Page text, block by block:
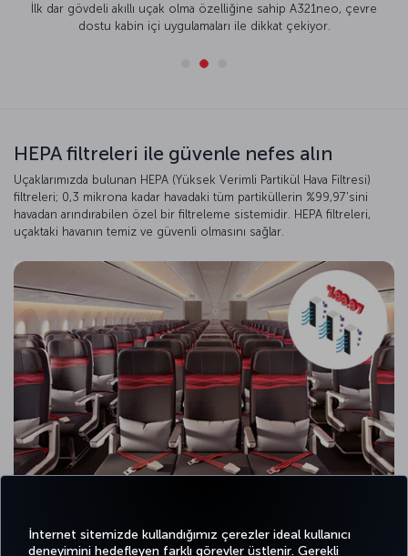
İnternet sitemizde kullandığımız çerezler ideal kullanıcı
deneyimini hedefleyen farklı görevler üstlenir. Gerekli
İlk dar gövdeli akıllı uçak olma özelliğine sahip A321neo, çevre
dostu kabin içi uygulamaları ile dikkat çekiyor.
HEPA filtreleri ile güvenle nefes alın
Uçaklarımızda bulunan HEPA (Yüksek Verimli Partikül Hava Filtresi)
filtreleri; 0,3 mikrona kadar havadaki tüm partiküllerin %99,97'sini
havadan arındırabilen özel bir filtreleme sistemidir. HEPA filtreleri,
uçaktaki havanın temiz ve güvenli olmasını sağlar.